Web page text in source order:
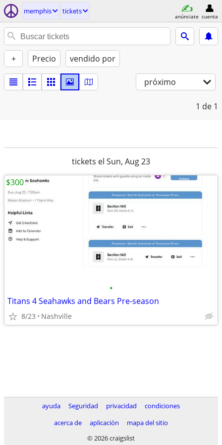
memphis tickets
anúnciate cuenta
+ Precio vendido por
próximo
1 de 1
tickets el Sun, Aug 23
•
Titans 4 Seahawks and Bears Pre-season
8/23 Nashville
$300
ayuda Seguridad privacidad
condiciones
acerca de
aplicación
mapa del sitio
© 2026 craigslist